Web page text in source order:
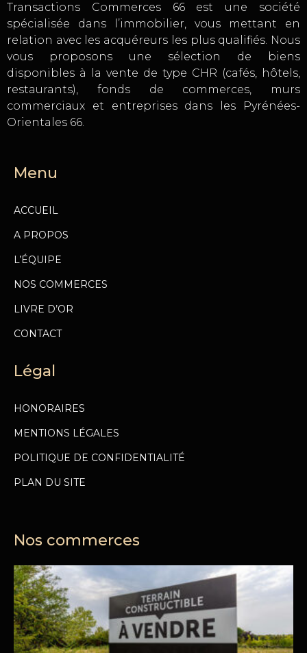
Transactions Commerces 66 est une société
spécialisée dans l’immobilier, vous mettant en
relation avec les acquéreurs les plus qualifiés. Nous
vous proposons une sélection de biens
disponibles à la vente de type CHR (cafés, hôtels,
restaurants), fonds de commerces, murs
commerciaux et entreprises dans les Pyrénées-
Orientales 66.
Menu
ACCUEIL
A PROPOS
L’ÉQUIPE
NOS COMMERCES
LIVRE D’OR
CONTACT
Légal
HONORAIRES
MENTIONS LÉGALES
POLITIQUE DE CONFIDENTIALITÉ
PLAN DU SITE
Nos commerces